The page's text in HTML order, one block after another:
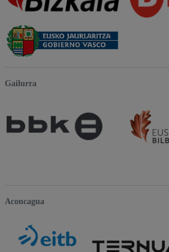
Gailurra
Aconcagua